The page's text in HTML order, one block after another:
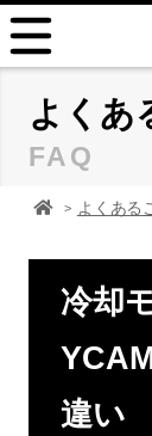
HOME
FAQ
TIPS
取扱説明書
お問い合せ
よくあ
FAQ
顕微鏡 レ
よくある
冷却
違い